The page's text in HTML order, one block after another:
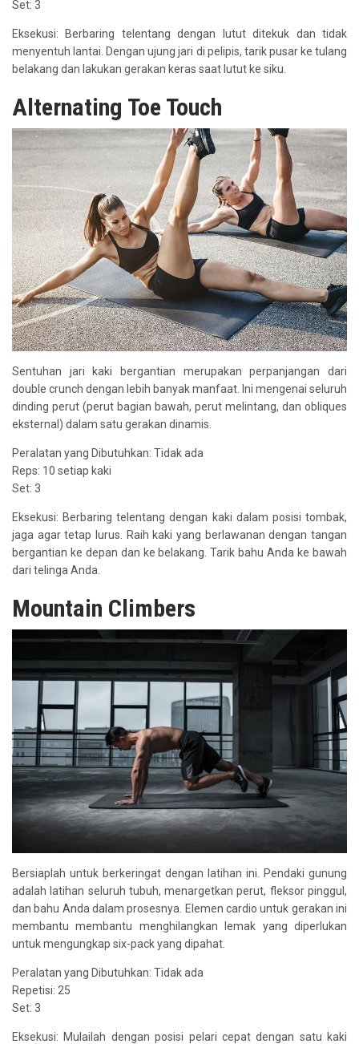
Set: 3
Eksekusi: Berbaring telentang dengan lutut ditekuk dan tidak
menyentuh lantai. Dengan ujung jari di pelipis, tarik pusar ke tulang
belakang dan lakukan gerakan keras saat lutut ke siku.
Alternating Toe Touch
Sentuhan jari kaki bergantian merupakan perpanjangan dari
double crunch dengan lebih banyak manfaat. Ini mengenai seluruh
dinding perut (perut bagian bawah, perut melintang, dan obliques
eksternal) dalam satu gerakan dinamis.
Peralatan yang Dibutuhkan: Tidak ada
Reps: 10 setiap kaki
Set: 3
Eksekusi: Berbaring telentang dengan kaki dalam posisi tombak,
jaga agar tetap lurus. Raih kaki yang berlawanan dengan tangan
bergantian ke depan dan ke belakang. Tarik bahu Anda ke bawah
dari telinga Anda.
Mountain Climbers
Bersiaplah untuk berkeringat dengan latihan ini. Pendaki gunung
adalah latihan seluruh tubuh, menargetkan perut, fleksor pinggul,
dan bahu Anda dalam prosesnya. Elemen cardio untuk gerakan ini
membantu membantu menghilangkan lemak yang diperlukan
untuk mengungkap six-pack yang dipahat.
Peralatan yang Dibutuhkan: Tidak ada
Repetisi: 25
Set: 3
Eksekusi: Mulailah dengan posisi pelari cepat dengan satu kaki